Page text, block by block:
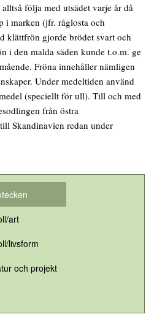
följa med utsädet varje år då
i marken (jfr. råglosta och
klättfrön gjorde brödet svart och
i den malda säden kunde t.o.m. ge
Fröna innehåller nämligen
Under medeltiden använd
(speciellt för ull). Till och med
från östra
Skandinavien redan under
art
livsform
och projekt